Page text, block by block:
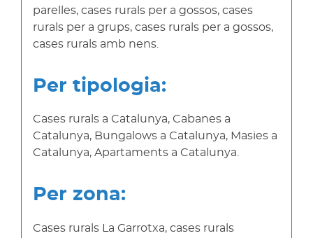
parelles, cases rurals per a gossos, cases
rurals per a grups, cases rurals per a gossos,
cases rurals amb nens.
Per tipologia:
Cases rurals a Catalunya, Cabanes a
Catalunya, Bungalows a Catalunya, Masies a
Catalunya, Apartaments a Catalunya.
Per zona:
Cases rurals La Garrotxa, cases rurals